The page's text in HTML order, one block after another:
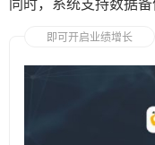
同时，系统支持数据
即可开启业绩增长